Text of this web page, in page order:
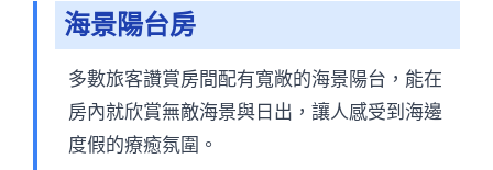
海景陽台房
多數旅客讚賞房間配有寬敞的海景陽台，能在
房內就欣賞無敵海景與日出，讓人感受到海邊
度假的療癒氛圍。